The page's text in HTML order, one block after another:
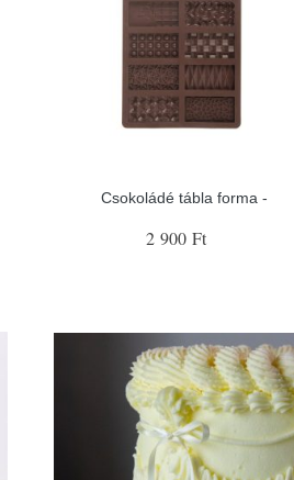
Csokoládé tábla forma -
2 900 Ft